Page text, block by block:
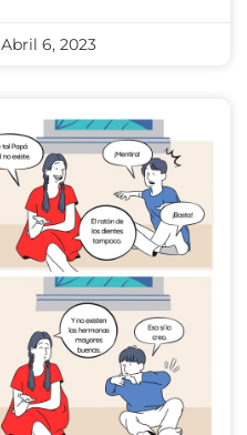
Abril 6, 2023